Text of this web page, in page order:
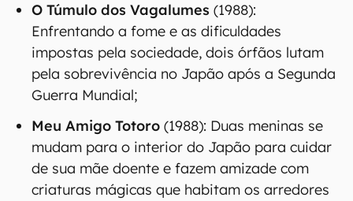
O Túmulo dos Vagalumes (1988):
Enfrentando a fome e as dificuldades
impostas pela sociedade, dois órfãos lutam
pela sobrevivência no Japão após a Segunda
Guerra Mundial;
Meu Amigo Totoro (1988): Duas meninas se
mudam para o interior do Japão para cuidar
de sua mãe doente e fazem amizade com
criaturas mágicas que habitam os arredores